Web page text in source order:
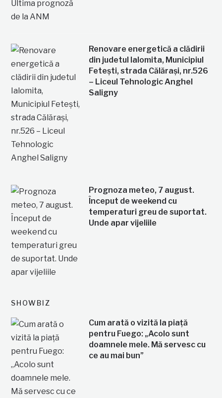
Renovare energetică a clădirii
din judetul Ialomita, Municipiul
Fetești, strada Călărași, nr.526
– Liceul Tehnologic Anghel
Saligny
Prognoza meteo, 7 august.
Început de weekend cu
temperaturi greu de suportat.
Unde apar vijeliile
SHOWBIZ
Cum arată o vizită la piață
pentru Fuego: „Acolo sunt
doamnele mele. Mă servesc cu
ce au mai bun”